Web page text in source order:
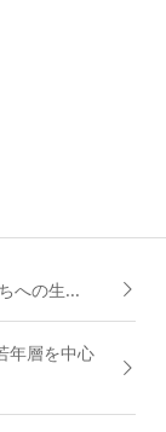
への生...
年層を中心